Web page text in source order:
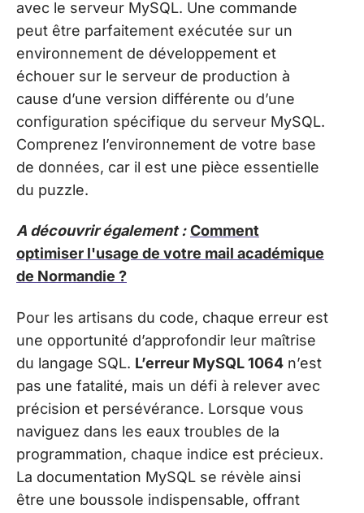
avec le serveur MySQL. Une commande
peut être parfaitement exécutée sur un
environnement de développement et
échouer sur le serveur de production à
cause d’une version différente ou d’une
configuration spécifique du serveur MySQL.
Comprenez l’environnement de votre base
de données, car il est une pièce essentielle
du puzzle.
A découvrir également : Comment
optimiser l'usage de votre mail académique
de Normandie ?
Pour les artisans du code, chaque erreur est
une opportunité d’approfondir leur maîtrise
du langage SQL. L’erreur MySQL 1064 n’est
pas une fatalité, mais un défi à relever avec
précision et persévérance. Lorsque vous
naviguez dans les eaux troubles de la
programmation, chaque indice est précieux.
La documentation MySQL se révèle ainsi
être une boussole indispensable, offrant